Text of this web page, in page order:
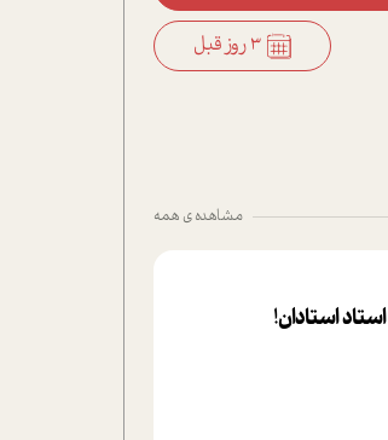
3 روز قبل
مشاهده ی همه
استاد استادان!